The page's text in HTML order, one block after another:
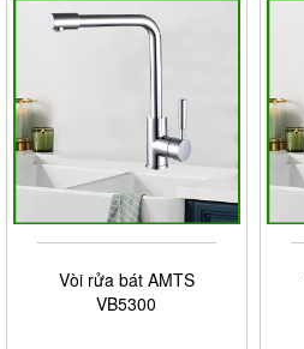
Vòi rửa bát AMTS
VB5300